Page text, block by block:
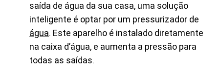
saída de água da sua casa, uma solução
inteligente é optar por um pressurizador de
água. Este aparelho é instalado diretamente
na caixa d’água, e aumenta a pressão para
todas as saídas.